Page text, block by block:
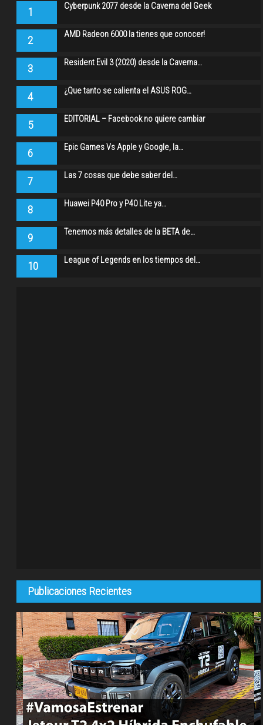
1 Cyberpunk 2077 desde la Caverna del Geek
2 AMD Radeon 6000 la tienes que conocer!
3 Resident Evil 3 (2020) desde la Caverna…
4 ¿Que tanto se calienta el ASUS ROG…
5 EDITORIAL – Facebook no quiere cambiar
6 Epic Games Vs Apple y Google, la…
7 Las 7 cosas que debe saber del…
8 Huawei P40 Pro y P40 Lite ya…
9 Tenemos más detalles de la BETA de…
10 League of Legends en los tiempos del…
Publicaciones Recientes